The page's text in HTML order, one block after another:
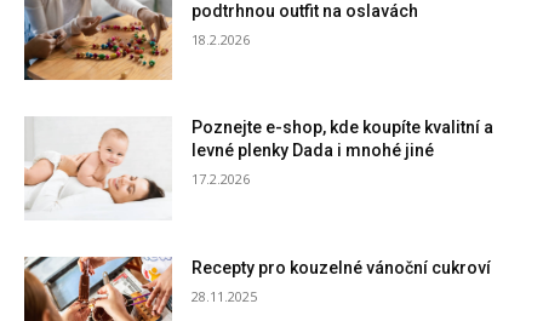
podtrhnou outfit na oslavách
18.2.2026
Poznejte e-shop, kde koupíte kvalitní a
levné plenky Dada i mnohé jiné
17.2.2026
Recepty pro kouzelné vánoční cukroví
28.11.2025